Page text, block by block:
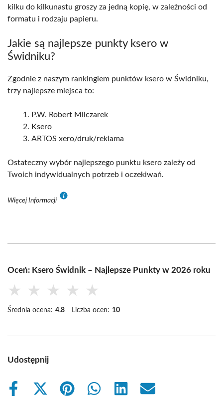
kilku do kilkunastu groszy za jedną kopię, w zależności od
formatu i rodzaju papieru.
Jakie są najlepsze punkty ksero w
Świdniku?
Zgodnie z naszym rankingiem punktów ksero w Świdniku,
trzy najlepsze miejsca to:
P.W. Robert Milczarek
Ksero
ARTOS xero/druk/reklama
Ostateczny wybór najlepszego punktu ksero zależy od
Twoich indywidualnych potrzeb i oczekiwań.
Więcej Informacji
Oceń: Ksero Świdnik – Najlepsze Punkty w 2026 roku
★ ★ ★ ★ ★
Średnia ocena: 4.8 Liczba ocen: 10
Udostępnij
Share
Share
Share
Share
Share
Share